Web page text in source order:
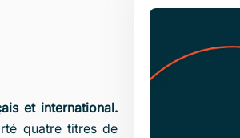
et international.
quatre titres de